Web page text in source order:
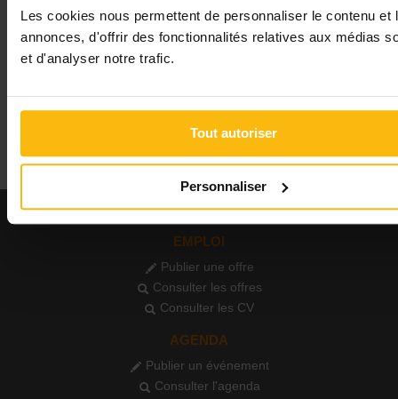
Les cookies nous permettent de personnaliser le contenu et
annonces, d'offrir des fonctionnalités relatives aux médias
et d'analyser notre trafic.
Tout autoriser
Personnaliser
Médecin
Ixelles
Médecin Ottignies
Médecin Dinant
Voir toutes les annonces
EMPLOI
Publier une offre
Consulter les offres
Consulter les CV
AGENDA
Publier un événement
Consulter l'agenda